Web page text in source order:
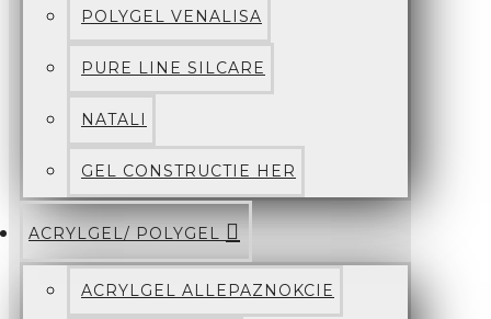
POLYGEL VENALISA
PURE LINE SILCARE
NATALI
GEL CONSTRUCTIE HER
ACRYLGEL/ POLYGEL
ACRYLGEL ALLEPAZNOKCIE